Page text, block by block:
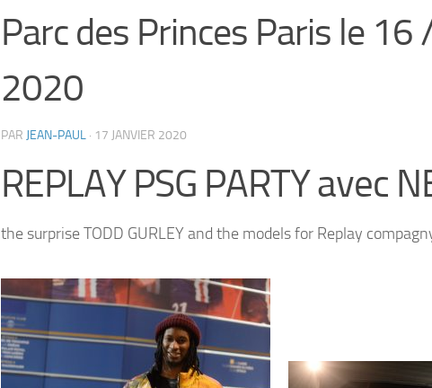
Parc des Princes Paris le 16
2020
PAR JEAN-PAUL · 17 JANVIER 2020
REPLAY PSG PARTY avec
the surprise TODD GURLEY and the models for Replay